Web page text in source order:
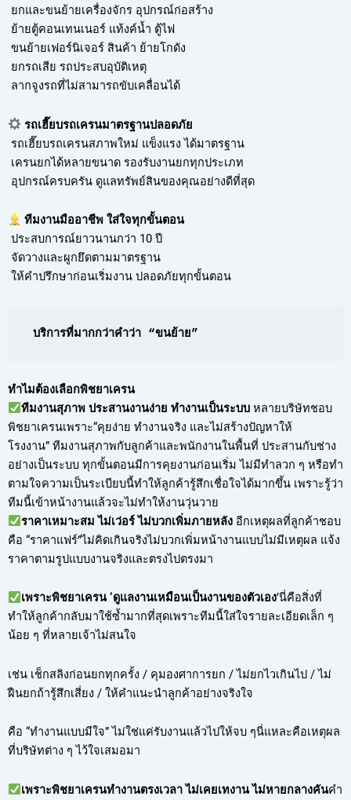
ยกและขนย้ายเครื่องจักร อุปกรณ์ก่อสร้าง
ย้ายตู้คอนเทนเนอร์ แท้งค์น้ำ ตู้ไฟ
ขนย้ายเฟอร์นิเจอร์ สินค้า ย้ายโกดัง
ยกรถเสีย รถประสบอุบัติเหตุ
ลากจูงรถที่ไม่สามารถขับเคลื่อนได้
รถเฮี๊ยบรถเครนมาตรฐานปลอดภัย
รถเฮี๊ยบรถเครนสภาพใหม่ แข็งแรง ได้มาตรฐาน
เครนยกได้หลายขนาด รองรับงานยกทุกประเภท
อุปกรณ์ครบครัน ดูแลทรัพย์สินของคุณอย่างดีที่สุด
ทีมงานมืออาชีพ ใส่ใจทุกขั้นตอน
ประสบการณ์ยาวนานกว่า 10 ปี
จัดวางและผูกยึดตามมาตรฐาน
ให้คำปรึกษาก่อนเริ่มงาน ปลอดภัยทุกขั้นตอน
บริการที่มากกว่าคำว่า “ขนย้าย”
ทำไมต้องเลือกพิชยาเครน
ทีมงานสุภาพ ประสานงานง่าย ทำงานเป็นระบบ หลายบริษัทชอบ
พิชยาเครนเพราะ“คุยง่าย ทำงานจริง และไม่สร้างปัญหาให้
โรงงาน” ทีมงานสุภาพกับลูกค้าและพนักงานในพื้นที่ ประสานกับช่าง
อย่างเป็นระบบ ทุกขั้นตอนมีการคุยงานก่อนเริ่ม ไม่มีทำลวก ๆ หรือทำ
ตามใจความเป็นระเบียบนี้ทำให้ลูกค้ารู้สึกเชื่อใจได้มากขึ้น เพราะรู้ว่า
ทีมนี้เข้าหน้างานแล้วจะไม่ทำให้งานวุ่นวาย
ราคาเหมาะสม ไม่เว่อร์ ไม่บวกเพิ่มภายหลังอีกเหตุผลที่ลูกค้าชอบ
คือ “ราคาแฟร์”ไม่คิดเกินจริงไม่บวกเพิ่มหน้างานแบบไม่มีเหตุผล แจ้ง
ราคาตามรูปแบบงานจริงและตรงไปตรงมา
เพราะพิชยาเครน ‘ดูแลงานเหมือนเป็นงานของตัวเอง’นี่คือสิ่งที่
ทำให้ลูกค้ากลับมาใช้ซ้ำมากที่สุดเพราะทีมนี้ใส่ใจรายละเอียดเล็ก ๆ
น้อย ๆ ที่หลายเจ้าไม่สนใจ
เช่น เช็กสลิงก่อนยกทุกครั้ง / คุมองศาการยก / ไม่ยกไวเกินไป / ไม่
ฝืนยกถ้ารู้สึกเสี่ยง / ให้คำแนะนำลูกค้าอย่างจริงใจ
คือ “ทำงานแบบมีใจ” ไม่ใช่แค่รับงานแล้วไปให้จบ ๆนี่แหละคือเหตุผล
ที่บริษัทต่าง ๆ ไว้ใจเสมอมา
เพราะพิชยาเครนทำงานตรงเวลา ไม่เคยเทงาน ไม่หายกลางคันคำ